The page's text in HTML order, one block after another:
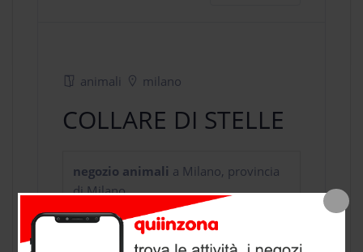
animali milano
COLLARE DI STELLE
negozio animali a Milano, provincia
di Milano